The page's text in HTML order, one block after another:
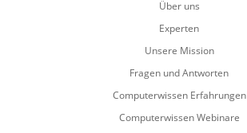
Über uns
Experten
Unsere Mission
Fragen und Antworten
Computerwissen Erfahrungen
Computerwissen Webinare